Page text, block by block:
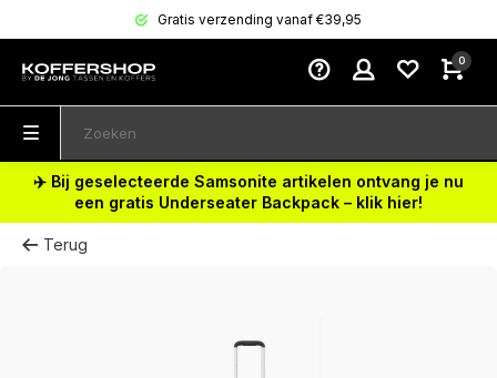
Gratis verzending vanaf €39,95
0
✈️ Bij geselecteerde Samsonite artikelen ontvang je nu
een gratis Underseater Backpack – klik hier!
Terug